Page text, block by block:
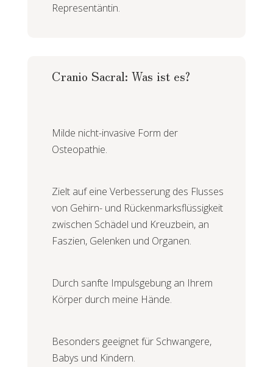
Representäntin.
Cranio Sacral: Was ist es?
Milde nicht-invasive Form der
Osteopathie.
Zielt auf eine Verbesserung des Flusses
von Gehirn- und Rückenmarksflüssigkeit
zwischen Schädel und Kreuzbein, an
Faszien, Gelenken und Organen.
Durch sanfte Impulsgebung an Ihrem
Körper durch meine Hände.
Besonders geeignet für Schwangere,
Babys und Kindern.